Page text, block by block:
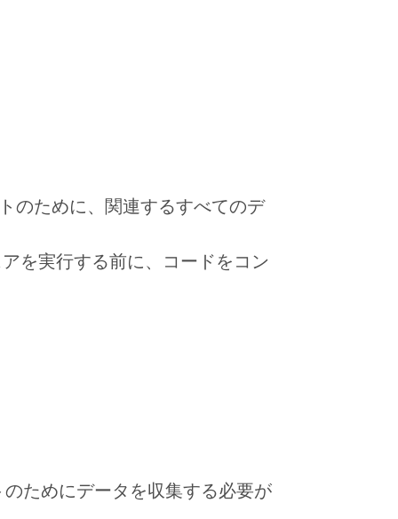
のために、関連するすべてのデ
を実行する前に、コードをコン
ためにデータを収集する必要が